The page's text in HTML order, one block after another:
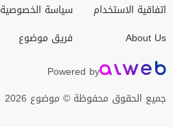
اتفاقية الاستخدام
About Us
سياسة الخصوصية
فريق موضوع
Powered by
جميع الحقوق محفوظة © موضوع 2026